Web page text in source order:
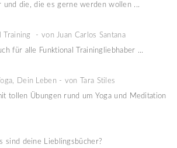
und die, die es gerne werden wollen ...
Training - von Juan Carlos Santana
für alle Funktional Trainingliebhaber ...
Dein Leben - von Tara Stiles
tollen Übungen rund um Yoga und Meditation
sind deine Lieblingsbücher?